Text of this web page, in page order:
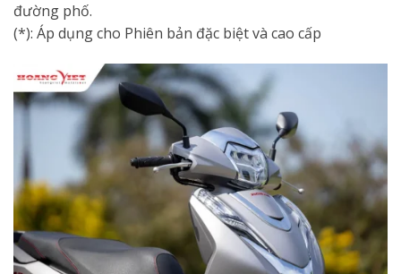
đường phố.
(*): Áp dụng cho Phiên bản đặc biệt và cao cấp